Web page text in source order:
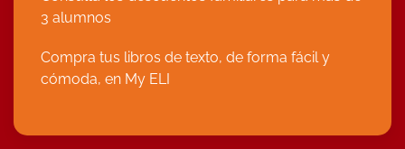
3 alumnos
Compra tus libros de texto, de forma fácil y
cómoda, en My ELI